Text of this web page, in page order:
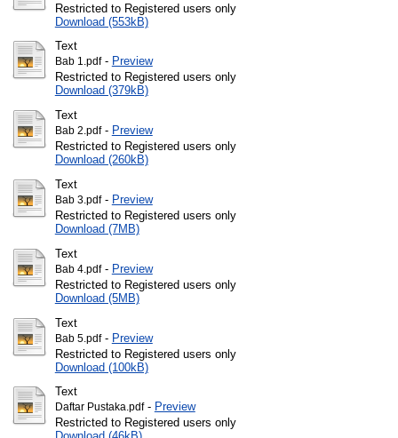
Restricted to Registered users only
Download (553kB)
Text
Bab 1.pdf- Preview
Restricted to Registered users only
Download (379kB)
Text
Bab 2.pdf- Preview
Restricted to Registered users only
Download (260kB)
Text
Bab 3.pdf- Preview
Restricted to Registered users only
Download (7MB)
Text
Bab 4.pdf- Preview
Restricted to Registered users only
Download (5MB)
Text
Bab 5.pdf- Preview
Restricted to Registered users only
Download (100kB)
Text
Daftar Pustaka.pdf- Preview
Restricted to Registered users only